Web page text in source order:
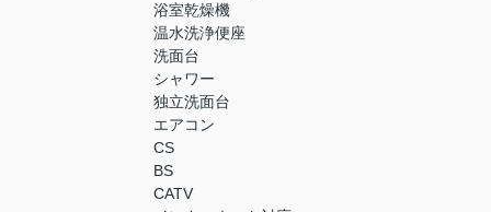
浴室乾燥機
温水洗浄便座
洗面台
シャワー
独立洗面台
エアコン
CS
BS
CATV